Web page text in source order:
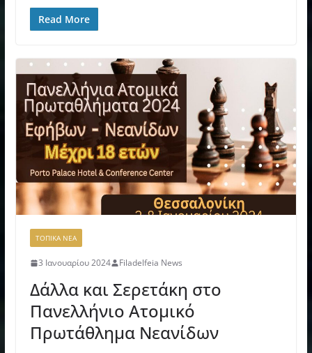
Read More
ΤΟΠΙΚΑ ΝΕΑ
3 Ιανουαρίου 2024 Filadelfeia News
Δάλλα και Σερετάκη στο
Πανελλήνιο Ατομικό
Πρωτάθλημα Νεανίδων